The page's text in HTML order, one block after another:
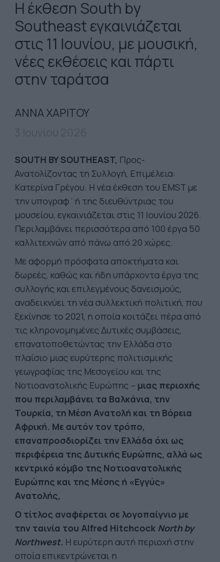
Η έκθεση South by
Southeast εγκαινιάζεται
στις 11 Ιουνίου, με μουσική,
νέες εκθέσεις και πάρτι
στην ταράτσα
ANNA XAΡΙΤΟΥ
SOUTH BY SOUTHEAST, Προς-
Ανατολίζοντας τη Συλλογή, Επιμέλεια:
Kατερίνα Γρέγου. Η νέα έκθεση του EMST με
την υπογραφ΄ή της διευθύντριας του
μουσείου, εγκαινιάζεται στις 11 Ιουνίου 2026.
Περιλαμβάνει περισσότερα από 100 έργα 50
καλλιτεχνών από πάνω από 20 χώρες.
Με αφορμή πρόσφατα αποκτήματα και
δωρεές, καθώς και ήδη υπάρχοντα έργα της
συλλογής και επιλεγμένους δανεισμούς,
αναδεικνύει τη νέα συλλεκτική πολιτική, που
ξεκίνησε το 2021, η οποία κοιτάζει πέρα από
τις κληρονομημένες Δυτικές συμβάσεις,
επανατοποθετώντας την Ελλάδα στο
πλαίσιο μιας ευρύτερης πολιτισμικής
γεωγραφίας της Μεσογείου και της
Νοτιοανατολικής Ευρώπης – μιας περιοχής
που περιλαμβάνει τα Βαλκάνια, την
Τουρκία, τη Μέση Ανατολή και τη Βόρεια
Αφρική. Με αυτόν τον τρόπο,
επαναπροσδιορίζει την Ελλάδα όχι ως
περιφέρεια της Δυτικής Ευρώπης, αλλά ως
κεντρικό κόμβο της Νοτιοανατολικής
Ευρώπης και της Μέσης ή «Εγγύς»
Ανατολής,
Ο τίτλος αναφέρεται σε λογοπαίγνιο με
την ταινία του Alfred Hitchcock North by
Northwest. Η ευρύτερη αυτή περιοχή στην
οποία επικεντρώνεται η